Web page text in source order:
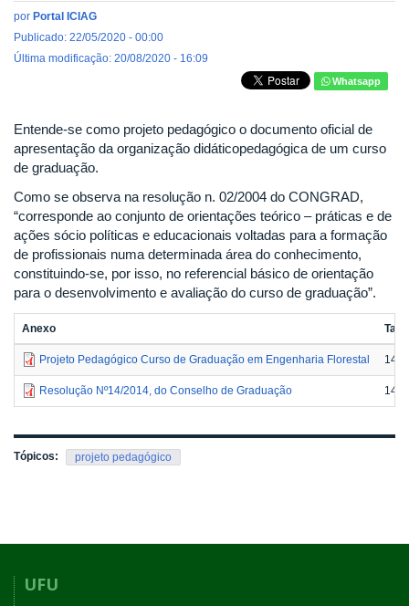
por Portal ICIAG
Publicado: 22/05/2020 - 00:00
Última modificação: 20/08/2020 - 16:09
Whatsapp
Entende-se como projeto pedagógico o documento oficial de
apresentação da organização didáticopedagógica de um curso
de graduação.
Como se observa na resolução n. 02/2004 do CONGRAD,
“corresponde ao conjunto de orientações teórico – práticas e de
ações sócio políticas e educacionais voltadas para a formação
de profissionais numa determinada área do conhecimento,
constituindo-se, por isso, no referencial básico de orientação
para o desenvolvimento e avaliação do curso de graduação”.
Anexo
Projeto Pedagógico Curso de Graduação em Engenharia Florestal
Resolução Nº14/2014, do Conselho de Graduação
Tópicos: projeto pedagógico
UFU